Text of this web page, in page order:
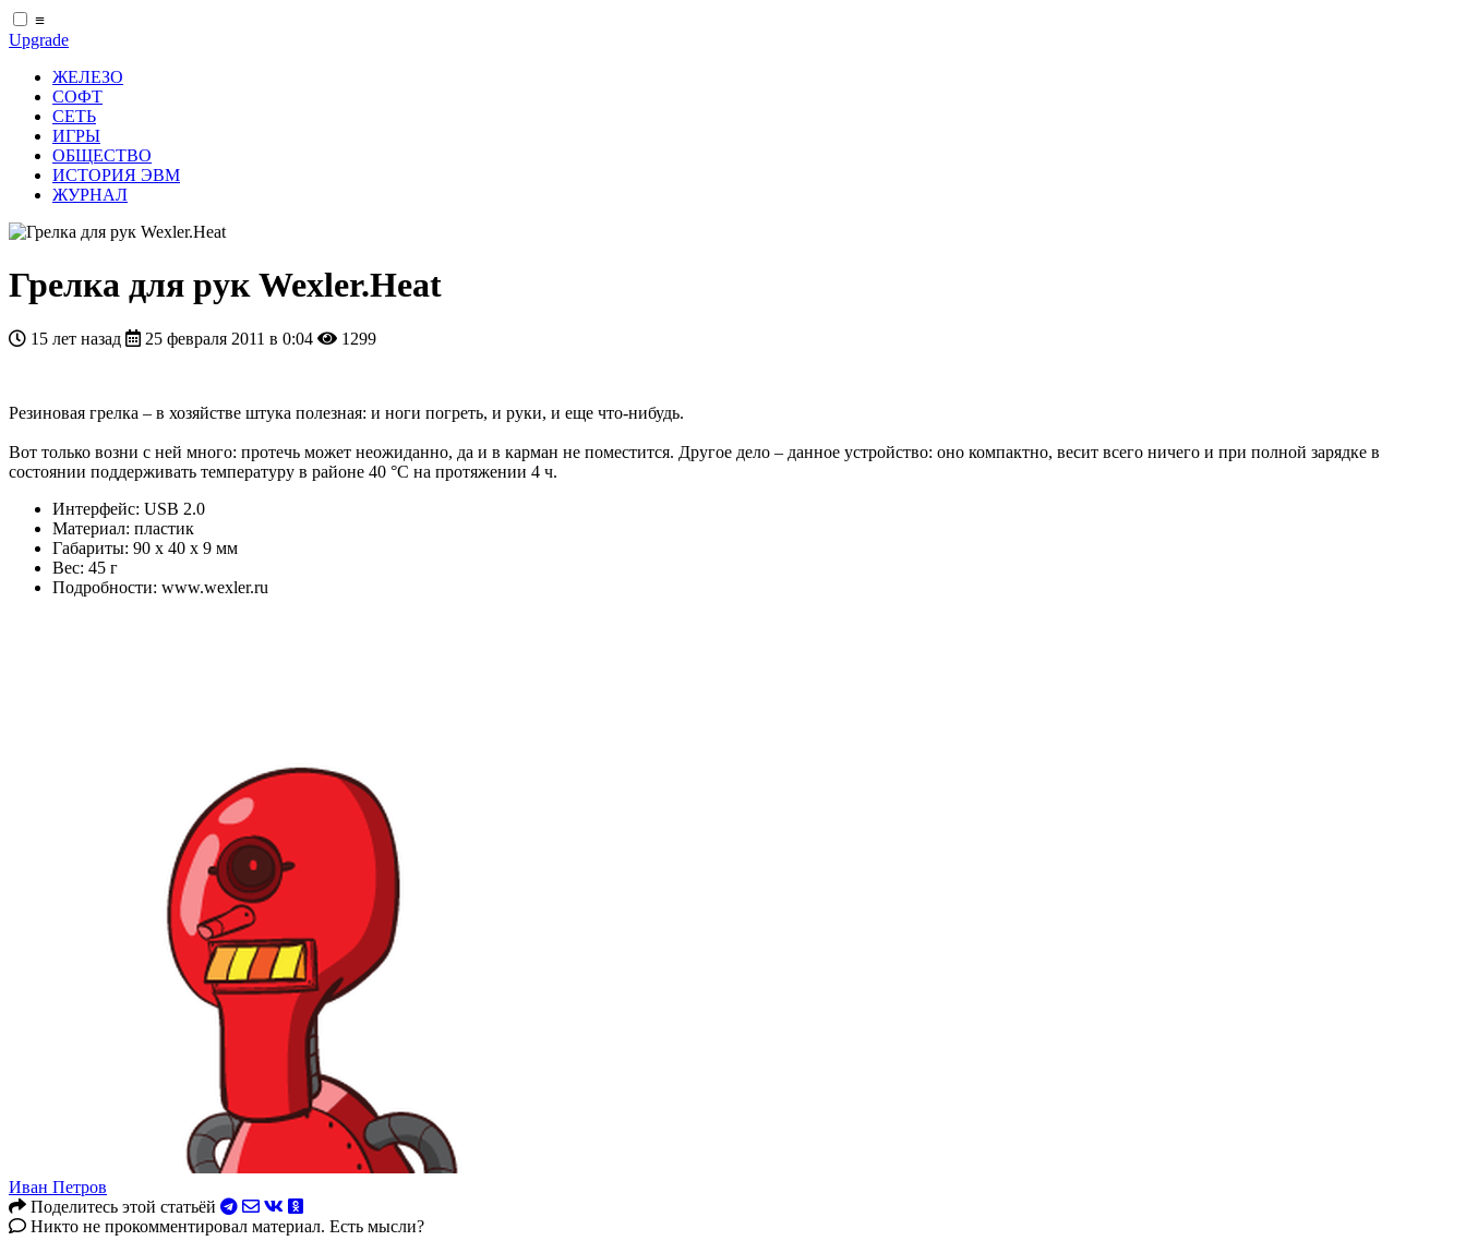
≡
Upgrade
ЖЕЛЕЗО
СОФТ
СЕТЬ
ИГРЫ
ОБЩЕСТВО
ИСТОРИЯ ЭВМ
ЖУРНАЛ
Грелка для рук Wexler.Heat
15 лет назад 25 февраля 2011 в 0:04 1299
Резиновая грелка – в хозяйстве штука полезная: и ноги погреть, и руки, и еще что-нибудь.
Вот только возни с ней много: протечь может неожиданно, да и в карман не поместится. Другое дело – данное устройство: оно компактно, весит всего ничего и при полной зарядке в
состоянии поддерживать температуру в районе 40 °С на протяжении 4 ч.
Интерфейс: USB 2.0
Материал: пластик
Габариты: 90 х 40 х 9 мм
Вес: 45 г
Подробности: www.wexler.ru
Иван Петров
Поделитесь этой статьёй
Никто не прокомментировал материал. Есть мысли?